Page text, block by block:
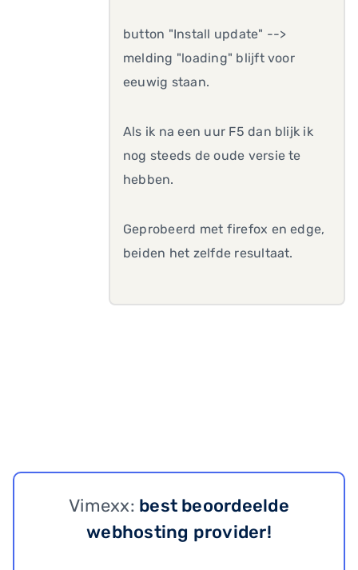
button "Install update" -->
melding "loading" blijft voor
eeuwig staan.
Als ik na een uur F5 dan blijk ik
nog steeds de oude versie te
hebben.
Geprobeerd met firefox en edge,
beiden het zelfde resultaat.
Vimexx: best beoordeelde
webhosting provider!